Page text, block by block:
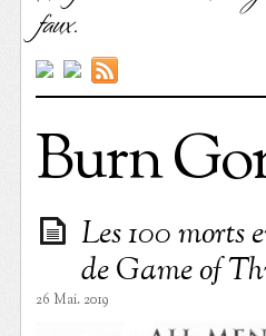
faux.
Burn
Les 100 morts
de Game of
26 Mai. 2019